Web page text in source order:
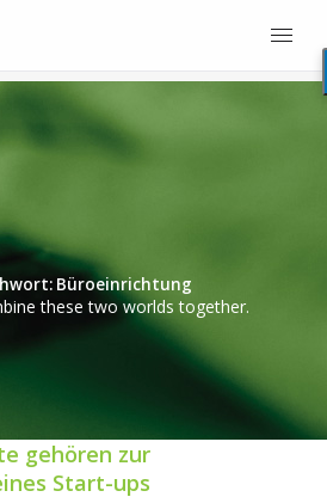
Büroeinrichtung
these two worlds together.
gehören zur
Start-ups